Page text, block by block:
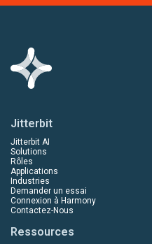
Jitterbit
Jitterbit AI
Solutions
Rôles
Applications
Industries
Demander un essai
Connexion à Harmony
Contactez-Nous
Ressources